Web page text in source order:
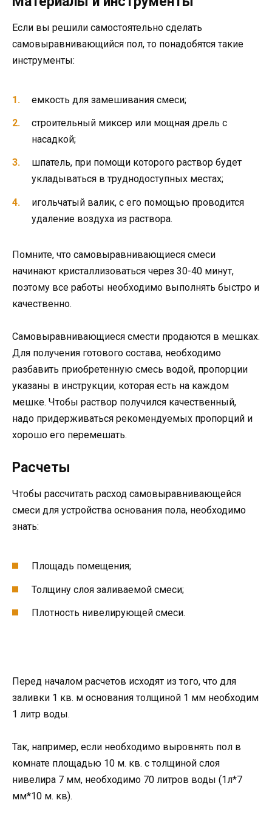
Если вы решили самостоятельно сделать
самовыравнивающийся пол, то понадобятся такие
инструменты:
емкость для замешивания смеси;
строительный миксер или мощная дрель с
насадкой;
шпатель, при помощи которого раствор будет
укладываться в труднодоступных местах;
игольчатый валик, с его помощью проводится
удаление воздуха из раствора.
Помните, что самовыравнивающиеся смеси
начинают кристаллизоваться через 30-40 минут,
поэтому все работы необходимо выполнять быстро и
качественно.
Самовыравнивающиеся смести продаются в мешках.
Для получения готового состава, необходимо
разбавить приобретенную смесь водой, пропорции
указаны в инструкции, которая есть на каждом
мешке. Чтобы раствор получился качественный,
надо придерживаться рекомендуемых пропорций и
хорошо его перемешать.
Расчеты
Чтобы рассчитать расход самовыравнивающейся
смеси для устройства основания пола, необходимо
знать:
Площадь помещения;
Толщину слоя заливаемой смеси;
Плотность нивелирующей смеси.
Перед началом расчетов исходят из того, что для
заливки 1 кв. м основания толщиной 1 мм необходим
1 литр воды.
Так, например, если необходимо выровнять пол в
комнате площадью 10 м. кв. с толщиной слоя
нивелира 7 мм, необходимо 70 литров воды (1л*7
мм*10 м. кв).